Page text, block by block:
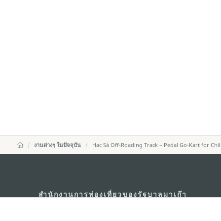
งานต่างๆ ในปัจจุบัน Hac Sá Off-Roading Track – Pedal Go-Kart for
สำนักงานการท่องเที่ยวของรัฐบาลมาเก๊า